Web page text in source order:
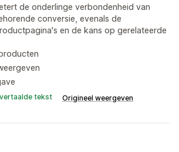
de onderlinge verbondenheid van
conversie, evenals de
en de kans op gerelateerde
tekst Origineel weergeven